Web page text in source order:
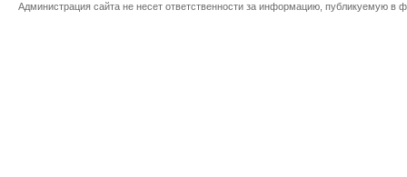
Администрация сайта не несет ответственности за информацию, публикуемую